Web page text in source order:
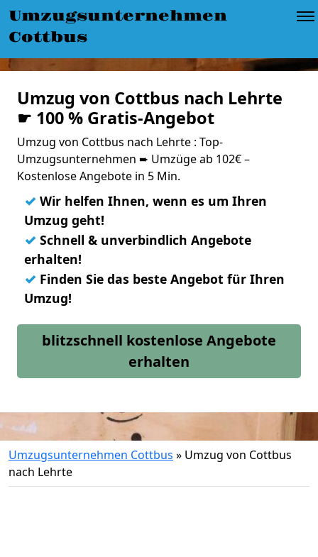
Umzugsunternehmen
Cottbus
Umzug von Cottbus nach Lehrte
☛ 100 % Gratis-Angebot
Umzug von Cottbus nach Lehrte : Top-
Umzugsunternehmen ➨ Umzüge ab 102€ –
Kostenlose Angebote in 5 Min.
✓ Wir helfen Ihnen, wenn es um Ihren
Umzug geht!
✓ Schnell & unverbindlich Angebote
erhalten!
✓ Finden Sie das beste Angebot für Ihren
Umzug!
blitzschnell kostenlose Angebote
erhalten
Umzugsunternehmen Cottbus » Umzug von Cottbus
nach Lehrte